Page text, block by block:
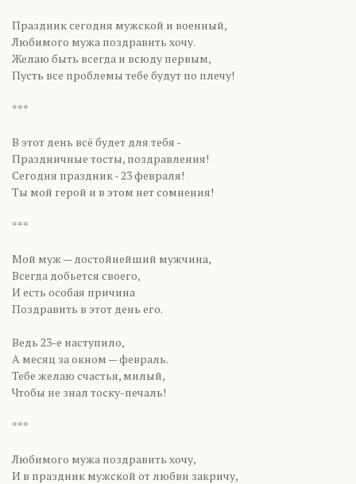
Праздник сегодня мужской и военный,
Любимого мужа поздравить хочу.
Желаю быть всегда и всюду первым,
Пусть все проблемы тебе будут по плечу!
***
В этот день всё будет для тебя -
Праздничные тосты, поздравления!
Сегодня праздник - 23 февраля!
Ты мой герой и в этом нет сомнения!
***
Мой муж — достойнейший мужчина,
Всегда добьется своего,
И есть особая причина
Поздравить в этот день его.
Ведь 23-е наступило,
А месяц за окном — февраль.
Тебе желаю счастья, милый,
Чтобы не знал тоску-печаль!
***
Любимого мужа поздравить хочу,
И в праздник мужской от любви закричу,